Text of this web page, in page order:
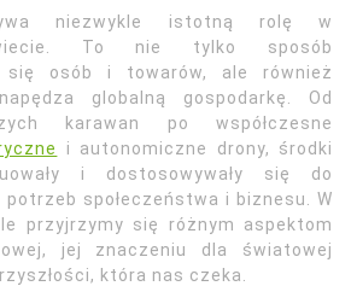
niezwykle istotną rolę w
To nie tylko sposób
się osób i towarów, ale również
globalną gospodarkę. Od
karawan po współczesne
i autonomiczne drony, środki
i dostosowywały się do
społeczeństwa i biznesu. W
przyjrzymy się różnym aspektom
jej znaczeniu dla światowej
która nas czeka.